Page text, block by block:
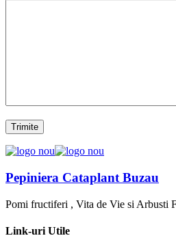
Pepiniera Cataplant Buzau
Pomi fructiferi , Vita de Vie si Arbusti
Link-uri Utile